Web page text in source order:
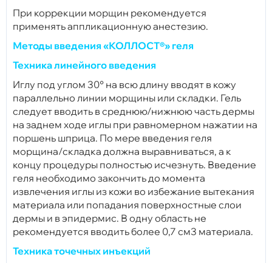
При коррекции морщин рекомендуется
применять аппликационную анестезию.
Методы введения «КОЛЛОСТ®» геля
Техника линейного введения
Иглу под углом 30° на всю длину вводят в кожу
параллельно линии морщины или складки. Гель
следует вводить в среднюю/нижнюю часть дермы
на заднем ходе иглы при равномерном нажатии на
поршень шприца. По мере введения геля
морщина/складка должна выравниваться, а к
концу процедуры полностью исчезнуть. Введение
геля необходимо закончить до момента
извлечения иглы из кожи во избежание вытекания
материала или попадания поверхностные слои
дермы и в эпидермис. В одну область не
рекомендуется вводить более 0,7 см3 материала.
Техника точечных инъекций